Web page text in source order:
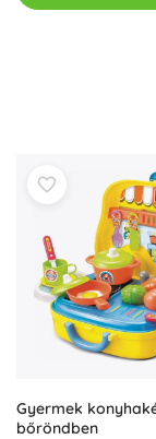
Gyermek
bőröndben